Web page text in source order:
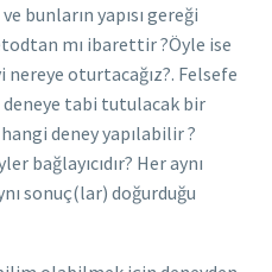
bunların yapısı gereği
mı ibarettir ?Öyle ise
oturtacağız?. Felsefe
tabi tutulacak bir
deney yapılabilir ?
bağlayıcıdır? Her aynı
sonuç(lar) doğurduğu